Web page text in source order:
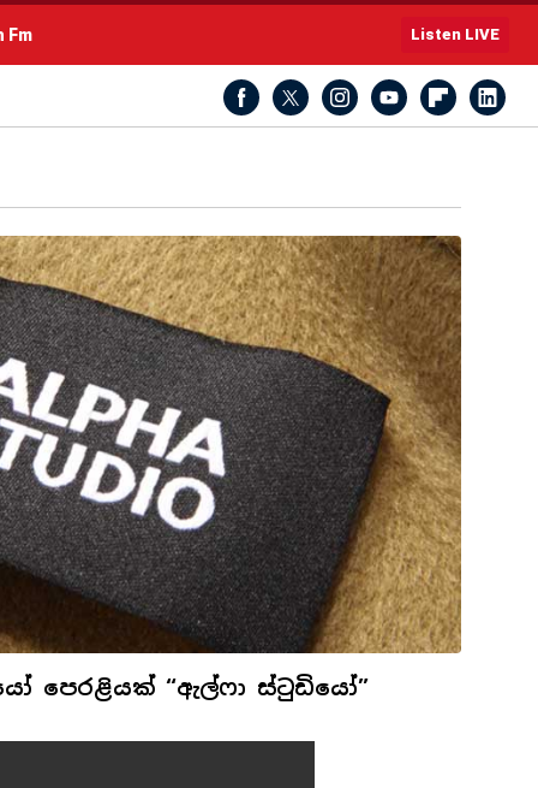
Fm Listen LIVE
පෙරළියක් “ඇල්ෆා ස්ටුඩියෝ”